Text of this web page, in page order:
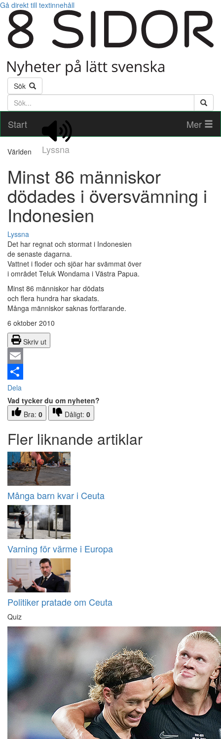
Gå direkt till textinnehåll
Sök
Söktext
Start
Lyssna
Mer
Världen
Minst 86 människor
dödades i översvämning i
Indonesien
Lyssna
Det har regnat och stormat i Indonesien
de senaste dagarna.
Vattnet i floder och sjöar har svämmat över
i området Teluk Wondama i Västra Papua.
Minst 86 människor har dödats
och flera hundra har skadats.
Många människor saknas fortfarande.
6 oktober 2010
Skriv ut
Email
Dela
Vad tycker du om nyheten?
Bra: 0 Dåligt: 0
Fler liknande artiklar
Många barn kvar i Ceuta
Varning för värme i Europa
Politiker pratade om Ceuta
Quiz